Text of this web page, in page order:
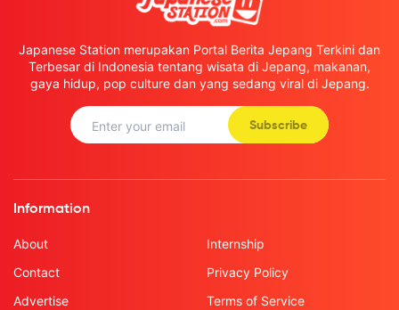
Japanese Station merupakan Portal Berita Jepang Terkini dan
Terbesar di Indonesia tentang wisata di Jepang, makanan,
gaya hidup, pop culture dan yang sedang viral di Jepang.
Subscribe
Information
About
Contact
Advertise
Internship
Privacy Policy
Terms of Service